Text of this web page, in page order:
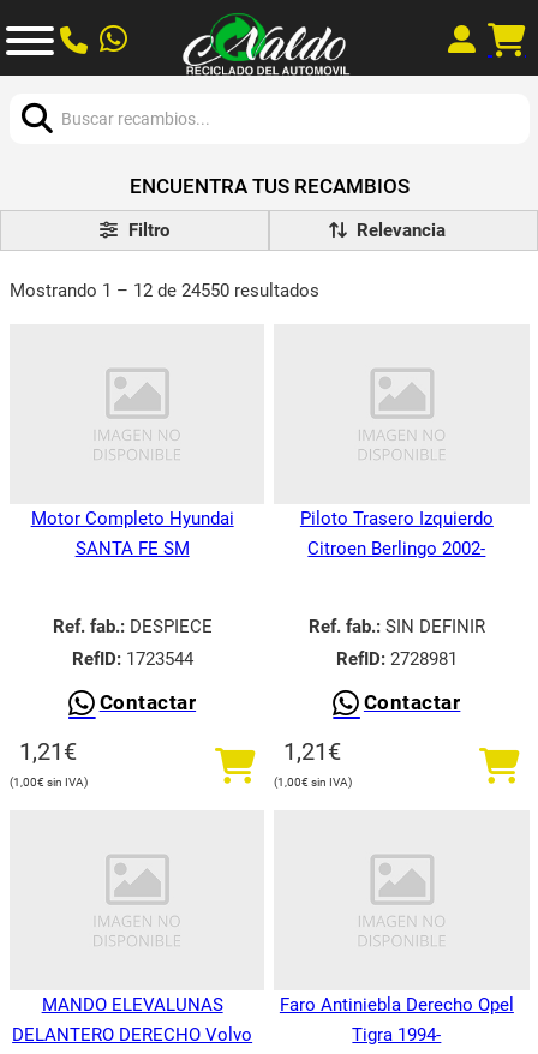
ENCUENTRA TUS RECAMBIOS
Filtro
Mostrando 1 – 12 de 24550 resultados
Motor Completo Hyundai
SANTA FE SM
Ref. fab.:DESPIECE
RefID:1723544
Contactar
1,21€
1,00€
Piloto Trasero Izquierdo
Citroen Berlingo 2002-
Ref. fab.:SIN DEFINIR
RefID:2728981
Contactar
1,21€
1,00€
MANDO ELEVALUNAS
DELANTERO DERECHO Volvo
Faro Antiniebla Derecho Opel
Tigra 1994-